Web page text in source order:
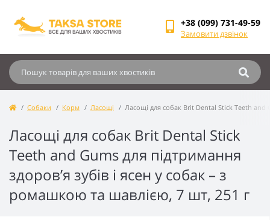
+38 (099) 731-49-59
Замовити дзвінок
Собаки Корм Ласощі Ласощі для собак Brit Dental Stick Teeth and
Ласощі для собак Brit Dental Stick
Teeth and Gums для підтримання
здоров’я зубів і ясен у собак – з
ромашкою та шавлією, 7 шт, 251 г